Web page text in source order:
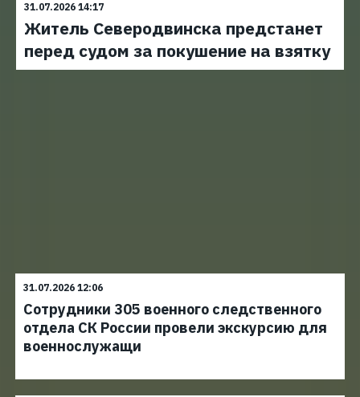
31.07.2026 14:17
Житель Северодвинска предстанет
перед судом за покушение на взятку
31.07.2026 12:06
Сотрудники 305 военного следственного
отдела СК России провели экскурсию для
военнослужащи